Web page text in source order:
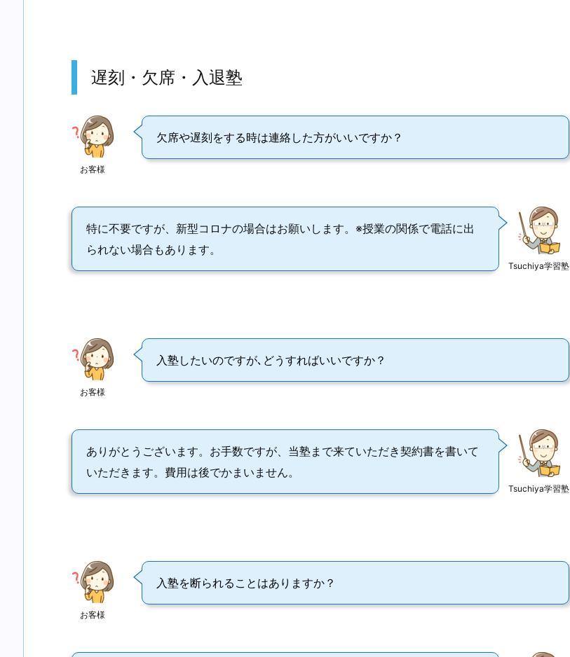
遅刻・欠席・入退塾
お客様
欠席や遅刻をする時は連絡した方がいいですか？
Tsuchiya学習塾
特に不要ですが、新型コロナの場合はお願いします。※授業の関係で電話に出
られない場合もあります。
お客様
入塾したいのですが､どうすればいいですか？
Tsuchiya学習塾
ありがとうございます。お手数ですが、当塾まで来ていただき契約書を書いて
いただきます。費用は後でかまいません。
お客様
入塾を断られることはありますか？